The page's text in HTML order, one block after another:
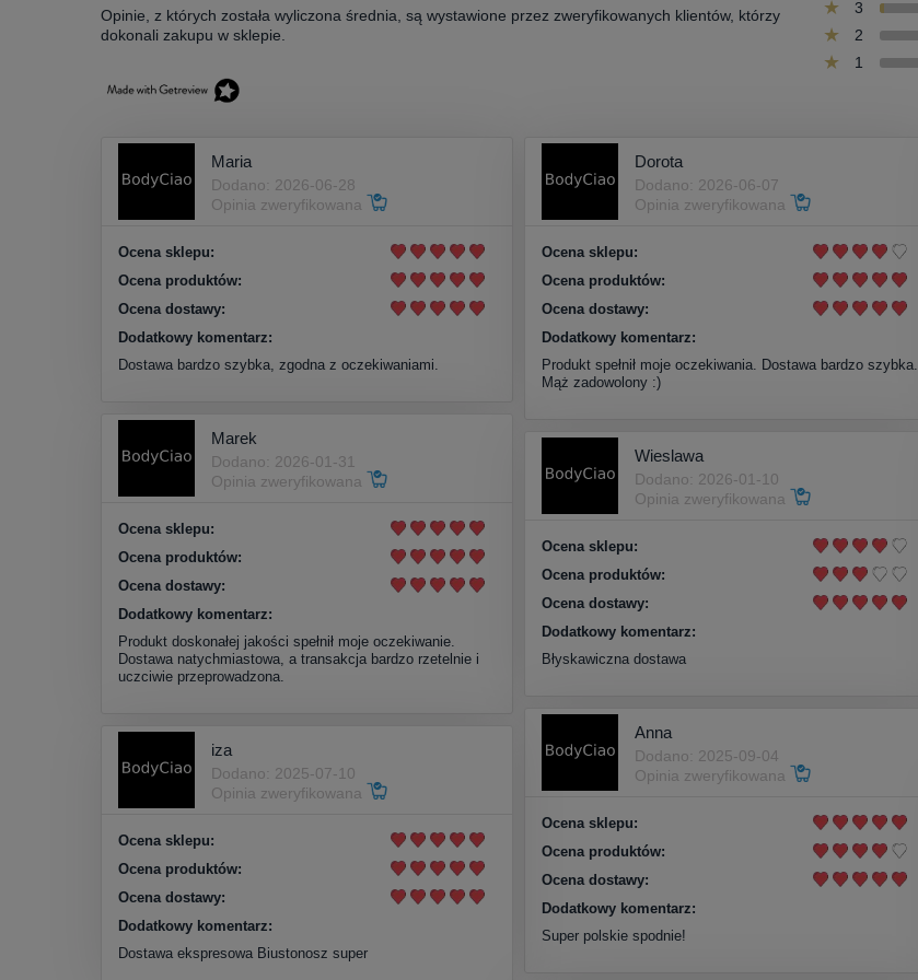
Opinie, z których została wyliczona średnia, są wystawione przez zweryfikowanych klientów, którzy
dokonali zakupu w sklepie.
3
2
1
Maria
Dodano: 2026-06-28
Opinia zweryfikowana
Ocena sklepu:
Ocena produktów:
Ocena dostawy:
Dodatkowy komentarz:
Dostawa bardzo szybka, zgodna z oczekiwaniami.
Dorota
Dodano: 2026-06-07
Opinia zweryfikowana
Ocena sklepu:
Ocena produktów:
Ocena dostawy:
Dodatkowy komentarz:
Produkt spełnił moje oczekiwania. Dostawa bardzo szybka.
Mąż zadowolony :)
Marek
Dodano: 2026-01-31
Opinia zweryfikowana
Ocena sklepu:
Ocena produktów:
Ocena dostawy:
Dodatkowy komentarz:
Produkt doskonałej jakości spełnił moje oczekiwanie.
Dostawa natychmiastowa, a transakcja bardzo rzetelnie i
uczciwie przeprowadzona.
Wieslawa
Dodano: 2026-01-10
Opinia zweryfikowana
Ocena sklepu:
Ocena produktów:
Ocena dostawy:
Dodatkowy komentarz:
Błyskawiczna dostawa
Anna
Dodano: 2025-09-04
Opinia zweryfikowana
Ocena sklepu:
Ocena produktów:
Ocena dostawy:
Dodatkowy komentarz:
Super polskie spodnie!
iza
Dodano: 2025-07-10
Opinia zweryfikowana
Ocena sklepu:
Ocena produktów:
Ocena dostawy:
Dodatkowy komentarz:
Dostawa ekspresowa Biustonosz super